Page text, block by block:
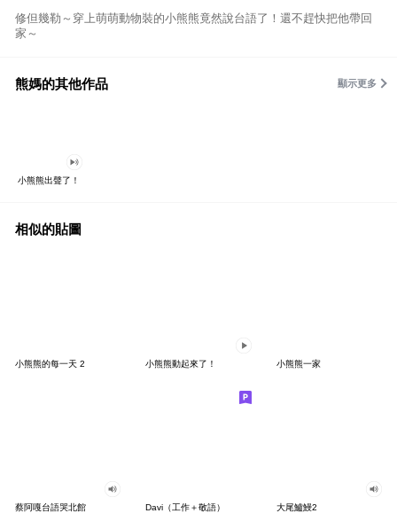
修但幾勒～穿上萌萌動物裝的小熊熊竟然說台語了！還不趕快把他帶回
家～
熊媽的其他作品 顯示更多
小熊熊出聲了！
相似的貼圖
小熊熊的每一天 2 小熊熊動起來了！ 小熊熊一家
蔡阿嘎台語哭北館 Davi（工作＋敬語） 大尾鱸鰻2